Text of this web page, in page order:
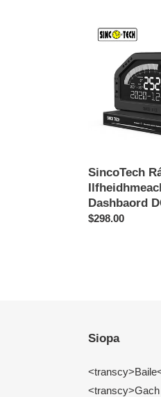
SincoTech
Rásaíocht
Ilfheidhmeach
Dashbaord
DO922
SincoTech
Dashbaord
Regular
$298.00
Siopa